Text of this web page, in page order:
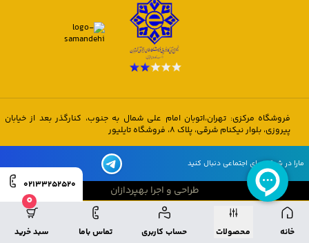
خانه محصولات حساب کاربری تماس باما
0
سبد خرید
02133252520
فروشگاه مرکزی: تهران،اتوبان امام علی شمال به جنوب، کنارگذر بعد از خیابان
پیروزی، بلوار نیکنام شرقی، پلاک 8، فروشگاه تایلیور
مارا در شبکه های اجتماعی دنبال کنید
طراحی و اجرا بهپردازان
طراحی و اجرا بهپردازان